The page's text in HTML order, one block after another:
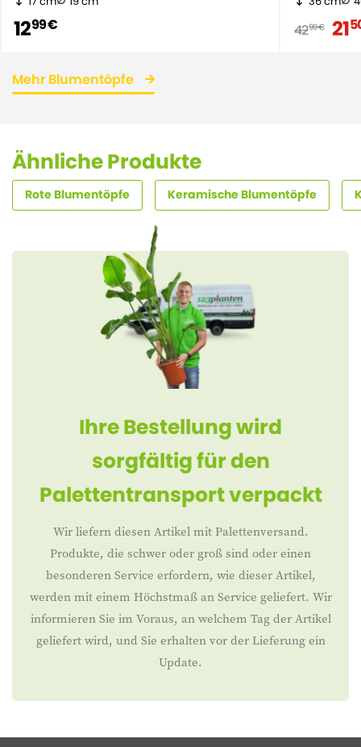
1299 € 4299 € 21
Mehr Blumentöpfe
Ähnliche Produkte
Rote Blumentöpfe Keramische Blumentöpfe
Ihre Bestellung wird
sorgfältig für den
Palettentransport verpackt
Wir liefern diesen Artikel mit Palettenversand.
Produkte, die schwer oder groß sind oder einen
besonderen Service erfordern, wie dieser Artikel,
werden mit einem Höchstmaß an Service geliefert. Wir
informieren Sie im Voraus, an welchem Tag der Artikel
geliefert wird, und Sie erhalten vor der Lieferung ein
Update.